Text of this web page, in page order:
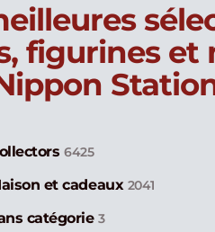
figurines et
6425
et cadeaux 2041
catégorie3